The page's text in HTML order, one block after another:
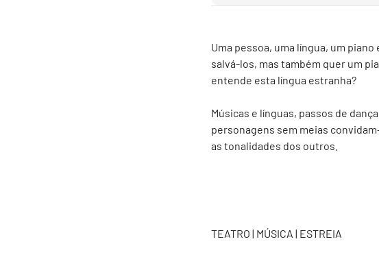
Uma pessoa, uma língua, um
salvá-los, mas também quer um
entende esta língua estranha?
Músicas e línguas, passos de
personagens sem meias
as tonalidades dos outros.
TEATRO | MÚSICA | ESTREIA